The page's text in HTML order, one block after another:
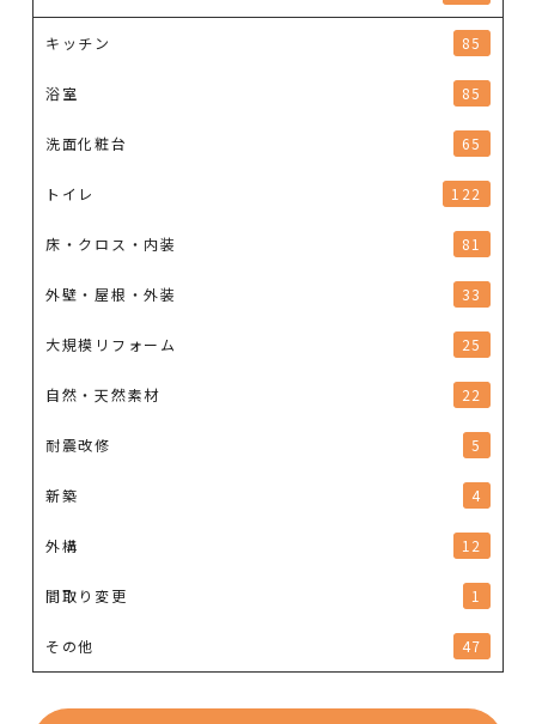
キッチン 85
浴室 85
洗面化粧台 65
トイレ 122
床・クロス・内装 81
外壁・屋根・外装 33
大規模リフォーム 25
自然・天然素材 22
耐震改修 5
新築 4
外構 12
間取り変更 1
その他 47